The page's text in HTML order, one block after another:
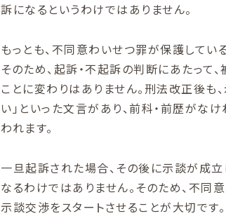
訴になるというわけではありません。
もっとも、不同意わいせつ罪が保護して
そのため、起訴・不起訴の判断にあたって
ことに変わりはありません。刑法改正後も
い」といった文言があり、前科・前歴がな
われます。
一旦起訴された場合、その後に示談が成立
なるわけではありません。そのため、不同
示談交渉をスタートさせることが大切です。